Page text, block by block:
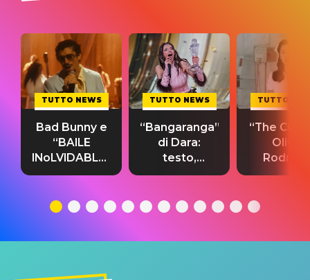
TUTTO NEWS
Bad Bunny e
“BAILE
INoLVIDABLE”:
testo,
significato
TUTTO NEWS
“Bangaranga”
di Dara:
testo,
traduzione e
del singolo
TUTTO
“The
Olivia
testo,